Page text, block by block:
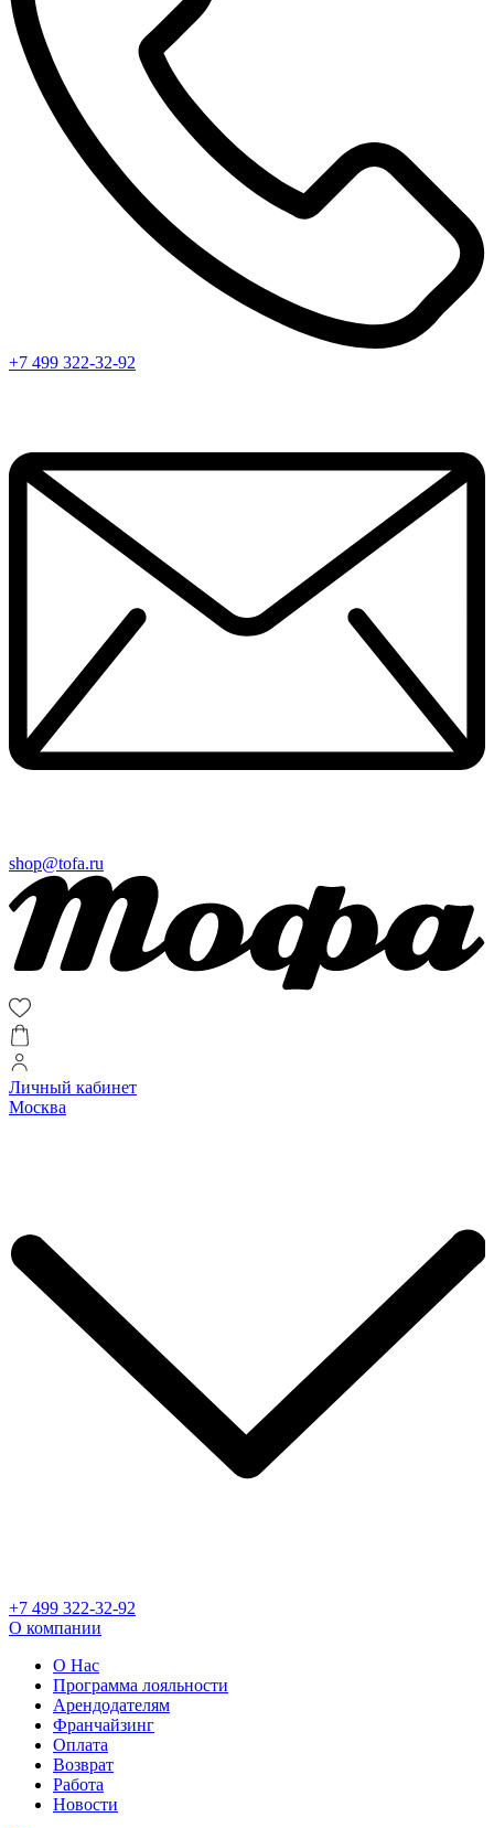
+7 499 322-32-92
shop@tofa.ru
Личный кабинет
Москва
+7 499 322-32-92
О компании
О Нас
Программа лояльности
Арендодателям
Франчайзинг
Оплата
Возврат
Работа
Новости